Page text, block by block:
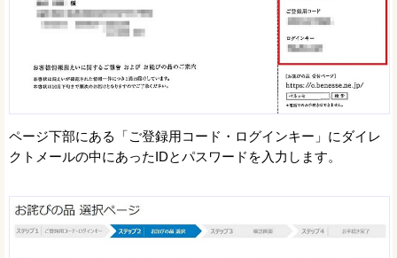
ページ下部にある「ご登録用コード・ログインキー」にダイレ
クトメールの中にあったIDとパスワードを入力します。